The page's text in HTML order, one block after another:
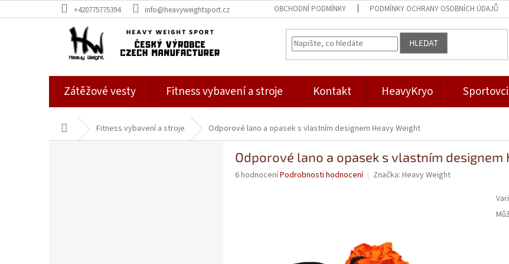
na
+420775775394 info@heavyweightsport.cz OBCHODNÍ PODMÍNKY PODMÍNKY OCHRANY OSOBNÍCH ÚDAJŮ
HLEDAT
Zátěžové vesty Fitness vybavení a stroje Kontakt HeavyKryo
Domů Fitness vybavení a stroje Odporové lano a opasek s vlastním designem Heavy Weight
Odporové lano a opasek s vlastním designem
Průměrné
6 hodnoceníPodrobnosti hodnocení Značka: Heavy Weight